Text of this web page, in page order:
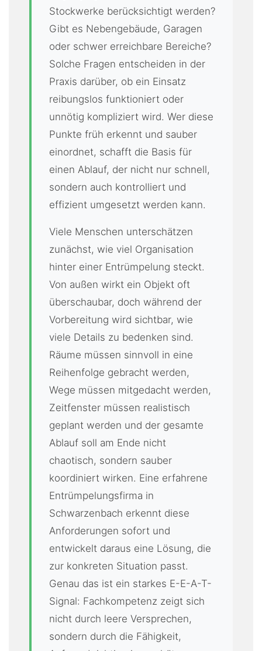
Stockwerke berücksichtigt werden?
Gibt es Nebengebäude, Garagen
oder schwer erreichbare Bereiche?
Solche Fragen entscheiden in der
Praxis darüber, ob ein Einsatz
reibungslos funktioniert oder
unnötig kompliziert wird. Wer diese
Punkte früh erkennt und sauber
einordnet, schafft die Basis für
einen Ablauf, der nicht nur schnell,
sondern auch kontrolliert und
effizient umgesetzt werden kann.
Viele Menschen unterschätzen
zunächst, wie viel Organisation
hinter einer Entrümpelung steckt.
Von außen wirkt ein Objekt oft
überschaubar, doch während der
Vorbereitung wird sichtbar, wie
viele Details zu bedenken sind.
Räume müssen sinnvoll in eine
Reihenfolge gebracht werden,
Wege müssen mitgedacht werden,
Zeitfenster müssen realistisch
geplant werden und der gesamte
Ablauf soll am Ende nicht
chaotisch, sondern sauber
koordiniert wirken. Eine erfahrene
Entrümpelungsfirma in
Schwarzenbach erkennt diese
Anforderungen sofort und
entwickelt daraus eine Lösung, die
zur konkreten Situation passt.
Genau das ist ein starkes E-E-A-T-
Signal: Fachkompetenz zeigt sich
nicht durch leere Versprechen,
sondern durch die Fähigkeit,